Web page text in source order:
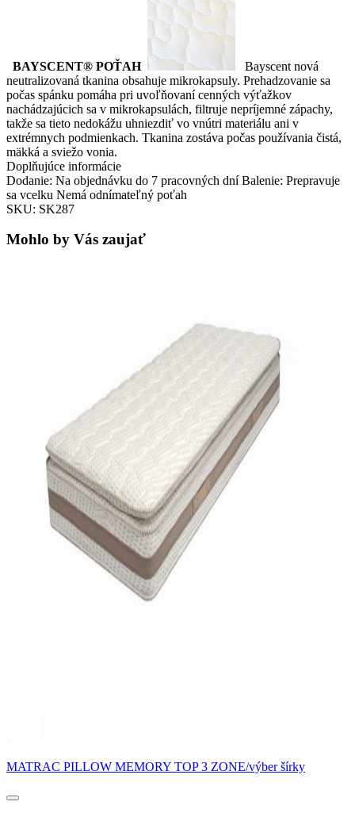
BAYSCENT® POŤAH
Bayscent nová
neutralizovaná tkanina obsahuje mikrokapsuly. Prehadzovanie sa
počas spánku pomáha pri uvoľňovaní cenných výťažkov
nachádzajúcich sa v mikrokapsulách, filtruje nepríjemné zápachy,
takže sa tieto nedokážu uhniezdiť vo vnútri materiálu ani v
extrémnych podmienkach. Tkanina zostáva počas používania čistá,
mäkká a sviežo vonia.
Doplňujúce informácie
Dodanie: Na objednávku do 7 pracovných dní Balenie: Prepravuje
sa vcelku Nemá odnímateľný poťah
SKU: SK287
Mohlo by Vás zaujať
MATRAC PILLOW MEMORY TOP 3 ZONE/výber šírky